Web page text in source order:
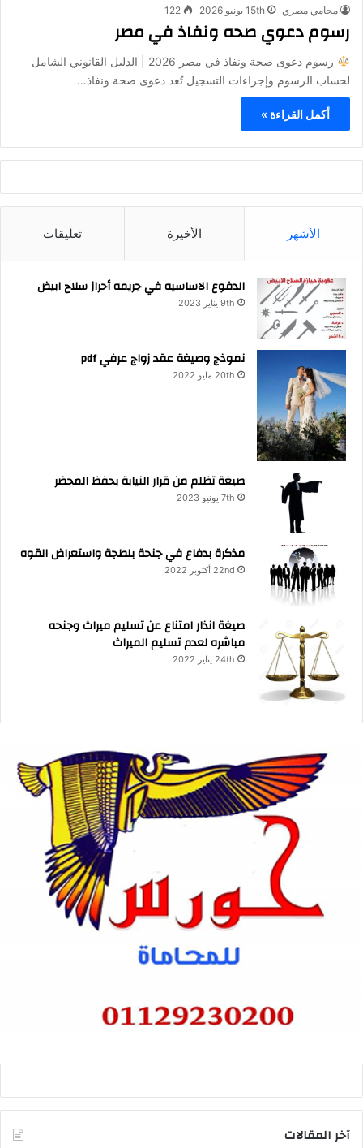
محامي مصري 15th يونيو 2026 122
رسوم دعوي صحه ونفاذ في مصر
رسوم دعوى صحة ونفاذ في مصر 2026 | الدليل القانوني الشامل
لحساب الرسوم وإجراءات التسجيل تُعد دعوى صحة ونفاذ…
أكمل القراءة »
الأشهر الأخيرة تعليقات
الدفوع الاساسيه في جريمه أحراز سلاح ابيض
9th يناير 2023
نموذج وصيغة عقد زواج عرفي pdf
20th مايو 2022
صيغة تظلم من قرار النيابة بحفظ المحضر
7th يونيو 2023
مذكرة بدفاع في جنحة بلطجة واستعراض القوه
22nd أكتوبر 2022
صيغة انذار امتناع عن تسليم ميراث وجنحه
مباشره لعدم تسليم الميراث
24th يناير 2022
آخر المقالات